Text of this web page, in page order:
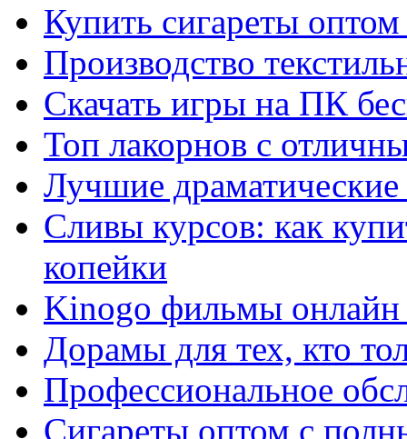
Купить сигареты
Производство
Скачать игры на ПК
Топ лакорнов с
Лучшие
Сливы курсов: как
копейки
Kinogo фильмы онлайн
Дорамы для тех, кто
Профессиональное
Сигареты оптом с